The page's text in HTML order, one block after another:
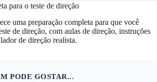
para o teste de direção
uma preparação completa para que você
de direção, com aulas de direção, instruções
de direção realista.
PODE GOSTAR...